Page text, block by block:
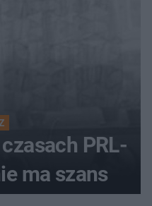
PRL-
ma szans